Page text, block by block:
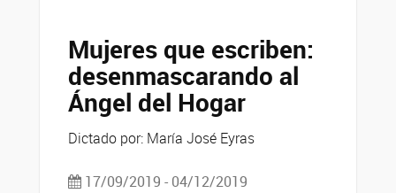
Mujeres que escriben:
desenmascarando al
Ángel del Hogar
Dictado por: María José Eyras
17/09/2019 - 04/12/2019